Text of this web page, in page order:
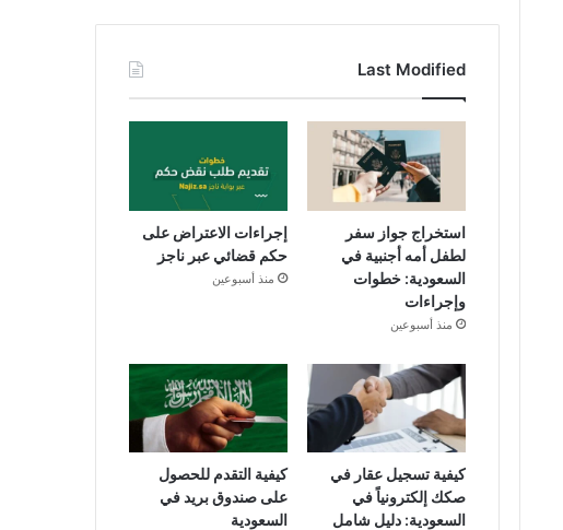
Last Modified
استخراج جواز سفر
لطفل أمه أجنبية في
السعودية: خطوات
وإجراءات
منذ أسبوعين
إجراءات الاعتراض على
حكم قضائي عبر ناجز
منذ أسبوعين
كيفية تسجيل عقار في
صكك إلكترونياً في
السعودية: دليل شامل
كيفية التقدم للحصول
على صندوق بريد في
السعودية